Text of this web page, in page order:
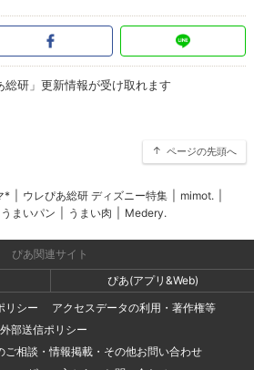
総研」更新情報が受け取れます
ページの先頭へ
* ウレぴあ総研 ディズニー特集 mimot.
うまいパン うまい肉 Medery.
ぴあ関連サイト
ぴあ(アプリ&Web)
リシー
アクセスデータの利用・著作権等
外部送信ポリシー
ご相談・情報掲載・その他お問い合わせ